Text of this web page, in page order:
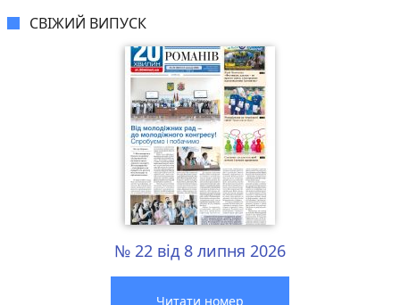
СВІЖИЙ ВИПУСК
№ 22 від 8 липня 2026
Читати номер